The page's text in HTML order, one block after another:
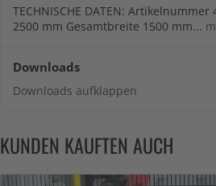
TECHNISCHE DATEN: Artikelnummer
2500 mm Gesamtbreite 1500 mm...
Downloads
Downloads aufklappen
KUNDEN KAUFTEN AUCH